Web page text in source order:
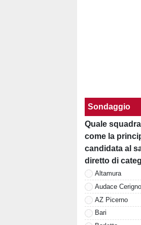
Sondaggio
Quale
come la
candidata al
diretto di
Altamura
Audace
AZ Picerno
Bari